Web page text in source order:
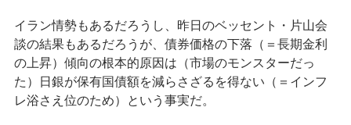
イラン情勢もあるだろうし、昨日のベッセント・片山会
談の結果もあるだろうが、債券価格の下落（＝長期金利
の上昇）傾向の根本的原因は（市場のモンスターだっ
た）日銀が保有国債額を減らさざるを得ない（＝インフ
レ浴さえ位のため）という事実だ。